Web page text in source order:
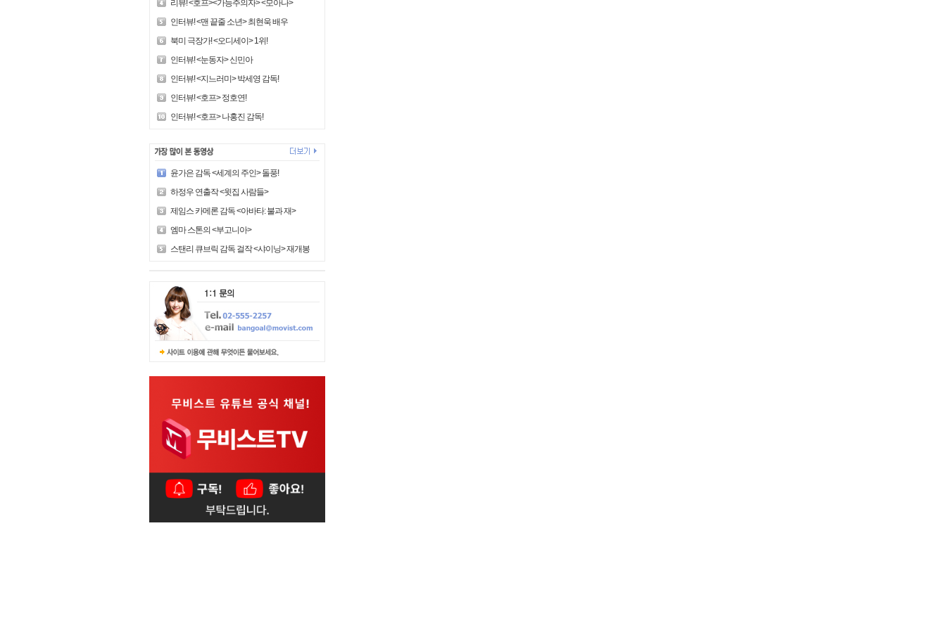
리뷰! <호프><가능주의자> <모아나>
인터뷰! <맨 끝줄 소년> 최현욱 배우
북미 극장가! <오디세이> 1위!
인터뷰! <눈동자> 신민아
인터뷰! <지느러미> 박세영 감독!
인터뷰! <호프> 정호연!
인터뷰! <호프> 나홍진 감독!
윤가은 감독 <세계의 주인> 돌풍!
하정우 연출작 <윗집 사람들>
제임스 카메론 감독 <아바타: 불과 재>
엠마 스톤의 <부고니아>
스탠리 큐브릭 감독 걸작 <샤이닝> 재개봉!